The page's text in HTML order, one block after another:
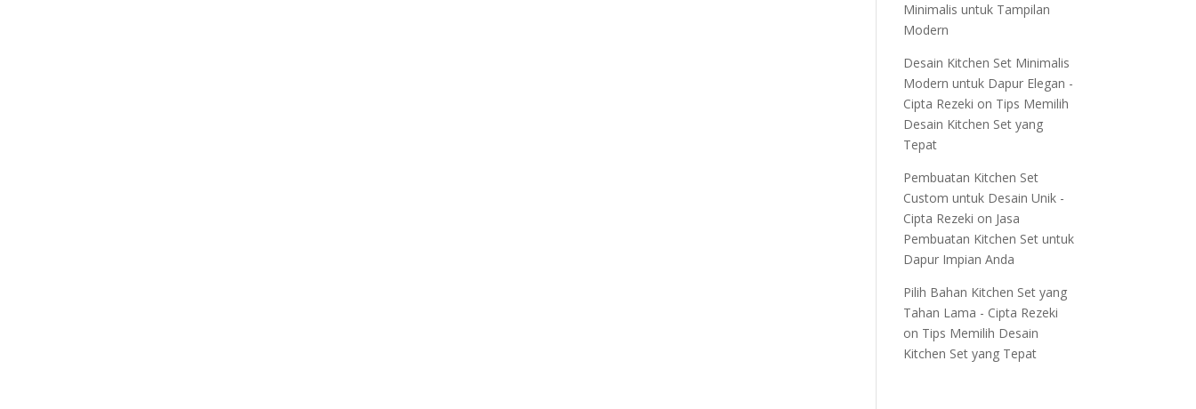
Minimalis untuk Tampilan
Modern
Desain Kitchen Set Minimalis
Modern untuk Dapur Elegan -
Cipta Rezeki on Tips Memilih
Desain Kitchen Set yang
Tepat
Pembuatan Kitchen Set
Custom untuk Desain Unik -
Cipta Rezeki on Jasa
Pembuatan Kitchen Set untuk
Dapur Impian Anda
Pilih Bahan Kitchen Set yang
Tahan Lama - Cipta Rezeki
on Tips Memilih Desain
Kitchen Set yang Tepat